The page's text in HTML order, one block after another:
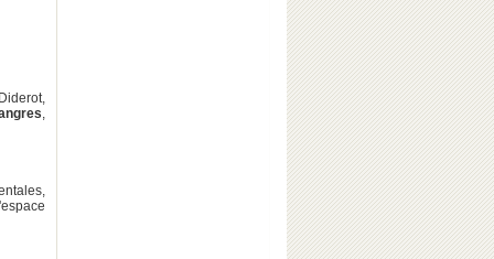
,